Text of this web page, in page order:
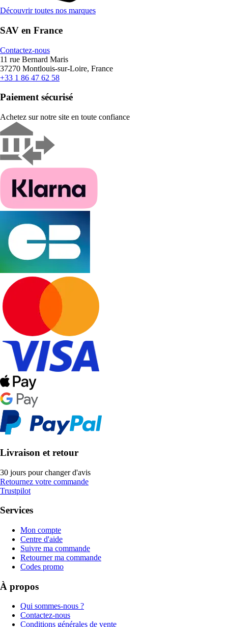
Découvrir toutes nos marques
SAV en France
Contactez-nous
11 rue Bernard Maris
37270 Montlouis-sur-Loire, France
+33 1 86 47 62 58
Paiement sécurisé
Achetez sur notre site en toute confiance
Livraison et retour
30 jours pour changer d'avis
Retournez votre commande
Trustpilot
Services
Mon compte
Centre d'aide
Suivre ma commande
Retourner ma commande
Codes promo
À propos
Qui sommes-nous ?
Contactez-nous
Conditions générales de vente